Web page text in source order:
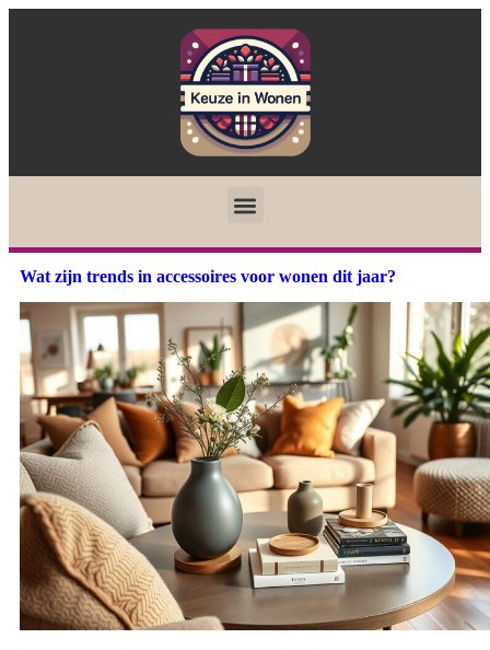
Wat zijn trends in accessoires voor wonen dit jaar?